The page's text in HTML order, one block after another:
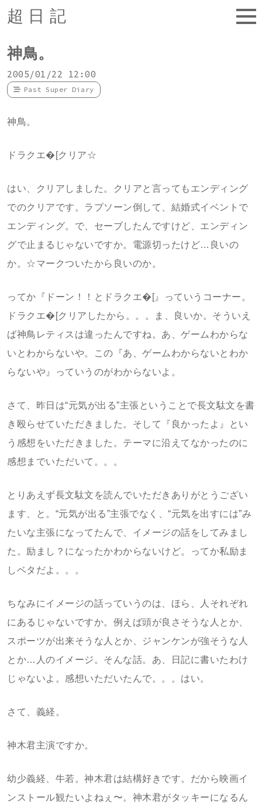
超日記
神鳥。
2005/01/22 12:00
Past Super Diary
神鳥。
ドラクエ�[クリア☆
はい、クリアしました。クリアと言ってもエンディング
でのクリアです。ラプソーン倒して、結婚式イベントで
エンディング。で、セーブしたんですけど、エンディン
グで止まるじゃないですか。電源切ったけど…良いの
か。☆マークついたから良いのか。
ってか『ドーン！！とドラクエ�[』っていうコーナー。
ドラクエ�[クリアしたから。。。ま、良いか。そういえ
ば神鳥レティスは違ったんですね。あ、ゲームわからな
いとわからないや。この『あ、ゲームわからないとわか
らないや』っていうのがわからないよ。
さて、昨日は“元気が出る”主張ということで長文駄文を書
き殴らせていただきました。そして『良かったよ』とい
う感想をいただきました。テーマに沿えてなかったのに
感想までいただいて。。。
とりあえず長文駄文を読んでいただきありがとうござい
ます、と。“元気が出る”主張でなく、“元気を出すには”み
たいな主張になってたんで、イメージの話をしてみまし
た。励まし？になったかわからないけど。ってか私励ま
しベタだよ。。。
ちなみにイメージの話っていうのは、ほら、人それぞれ
にあるじゃないですか。例えば頭が良さそうな人とか、
スポーツが出来そうな人とか、ジャンケンが強そうな人
とか…人のイメージ。そんな話。あ、日記に書いたわけ
じゃないよ。感想いただいたんで。。。はい。
さて、義経。
神木君主演ですか。
幼少義経、牛若。神木君は結構好きです。だから映画イ
ンストール観たいよねぇ〜。神木君がタッキーになるん